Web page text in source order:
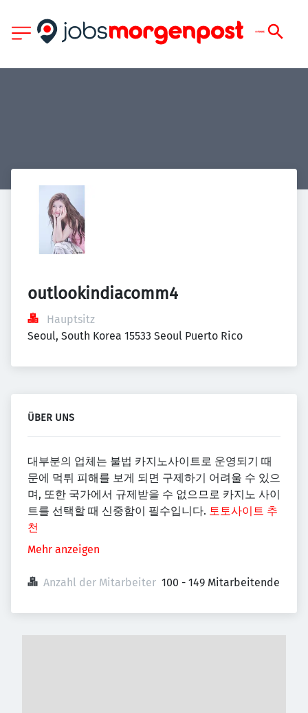
outlookindiacomm4
Hauptsitz
Seoul, South Korea 15533 Seoul Puerto Rico
ÜBER UNS
대부분의 업체는 불법 카지노사이트로 운영되기 때
문에 먹튀 피해를 보게 되면 구제하기 어려울 수 있으
며, 또한 국가에서 규제받을 수 없으므로 카지노 사이
트를 선택할 때 신중함이 필수입니다. 토토사이트 추
천
Mehr anzeigen
Anzahl der Mitarbeiter 100 - 149 Mitarbeitende